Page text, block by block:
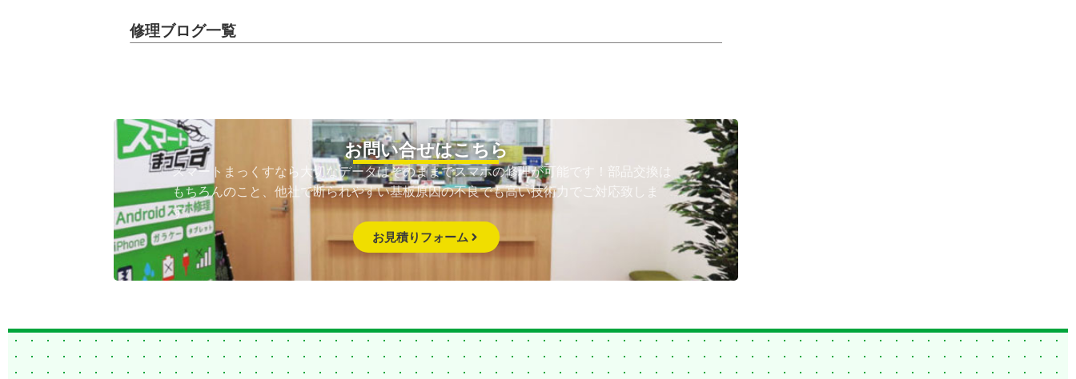
修理ブログ一覧
お問い合せはこちら
スマートまっくすなら大切なデータはそのままでスマホの修理が可能です！部品交換は
もちろんのこと、他社で断られやすい基板原因の不良でも高い技術力でご対応致しま
す。
お見積りフォーム